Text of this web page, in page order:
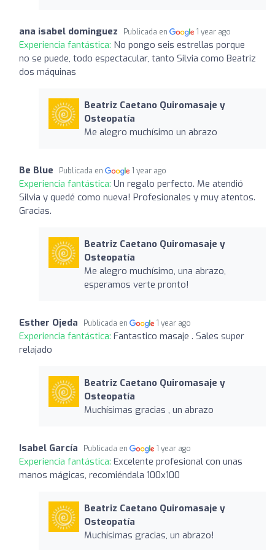
ana isabel dominguez Publicada en 1 year ago
Experiencia fantástica: No pongo seis estrellas porque
no se puede, todo espectacular, tanto Silvia como Beatriz
dos máquinas
Beatriz Caetano Quiromasaje y
Osteopatía
Me alegro muchísimo un abrazo
Be Blue Publicada en 1 year ago
Experiencia fantástica: Un regalo perfecto. Me atendió
Silvia y quedé como nueva! Profesionales y muy atentos.
Gracias.
Beatriz Caetano Quiromasaje y
Osteopatía
Me alegro muchísimo, una abrazo,
esperamos verte pronto!
Esther Ojeda Publicada en 1 year ago
Experiencia fantástica: Fantastico masaje . Sales super
relajado
Beatriz Caetano Quiromasaje y
Osteopatía
Muchísimas gracias , un abrazo
Isabel García Publicada en 1 year ago
Experiencia fantástica: Excelente profesional con unas
manos mágicas, recomiéndala 100x100
Beatriz Caetano Quiromasaje y
Osteopatía
Muchísimas gracias, un abrazo!